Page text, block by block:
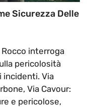
Sicurezza Delle
Rocco interroga
pericolosità
Via
Via Cavour:
e pericolose,